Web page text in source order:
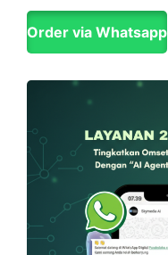
Order via Whatsapp